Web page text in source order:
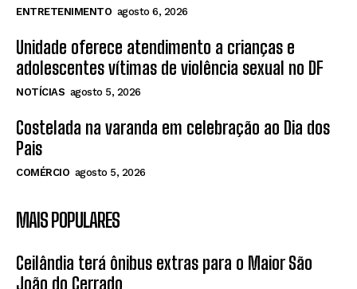
ENTRETENIMENTO agosto 6, 2026
Unidade oferece atendimento a crianças e
adolescentes vítimas de violência sexual no DF
NOTÍCIAS agosto 5, 2026
Costelada na varanda em celebração ao Dia dos
Pais
COMÉRCIO agosto 5, 2026
MAIS POPULARES
Ceilândia terá ônibus extras para o Maior São
João do Cerrado